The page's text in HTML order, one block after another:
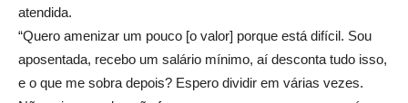
atendida.
“Quero amenizar um pouco [o valor] porque está difícil. Sou
aposentada, recebo um salário mínimo, aí desconta tudo isso,
e o que me sobra depois? Espero dividir em várias vezes.